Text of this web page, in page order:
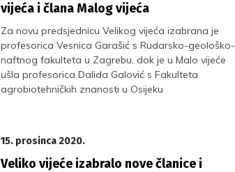
vijeća i člana Malog vijeća
Za novu predsjednicu Velikog vijeća izabrana je
profesorica Vesnica Garašić s Rudarsko-geološko-
naftnog fakulteta u Zagrebu, dok je u Malo vijeće
ušla profesorica Dalida Galović s Fakulteta
agrobiotehničkih znanosti u Osijeku
15. prosinca 2020.
Veliko vijeće izabralo nove članice i